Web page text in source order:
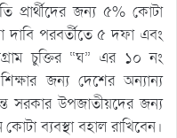
প্রার্থীদের জন্য ৫% কোটা
পরবর্তীতে ৫ দফা এবং
চুক্তির “ঘ” এর ১০ নং
জন্য দেশের অন্যান্য
সরকার উপজাতীয়দের জন্য
কোটা ব্যবস্থা বহাল রাখিবেন।